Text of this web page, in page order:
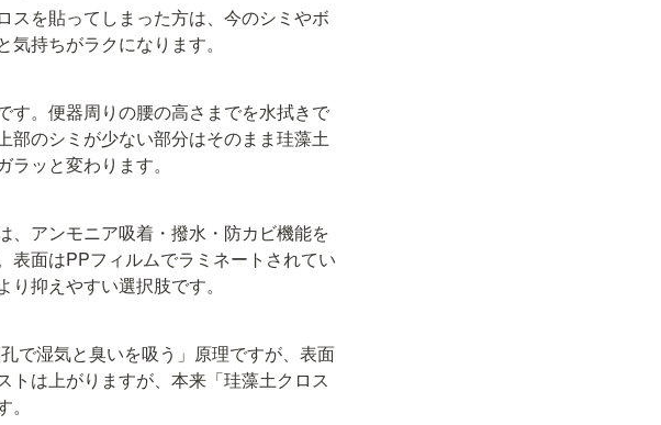
スを貼ってしまった方は、今のシミやボ
持ちがラクになります。
す。便器周りの腰の高さまでを水拭きで
部のシミが少ない部分はそのまま珪藻土
ッと変わります。
、アンモニア吸着・撥水・防カビ機能を
表面はPPフィルムでラミネートされてい
抑えやすい選択肢です。
で湿気と臭いを吸う」原理ですが、表面
トは上がりますが、本来「珪藻土クロス